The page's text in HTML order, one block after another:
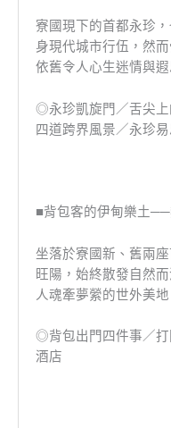
寮國現下的首都永珍
身現代城市行伍，然
依舊令人心生迷情與遐
◎永珍凱旋門／舌尖
四道跨界風景／永珍
■背包客的伊甸樂土
坐落於寮國新、舊兩
旺陽，始終散發自然
人魂牽夢縈的世外美地
◎背包出門四件事／
酒店